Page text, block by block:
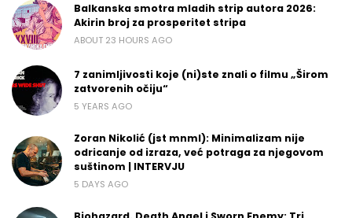
Balkanska smotra mladih strip autora 2026:
Akirin broj za prosperitet stripa
ABOUT 23 HOURS AGO
7 zanimljivosti koje (ni)ste znali o filmu „Širom
zatvorenih očiju“
5 YEARS AGO
Zoran Nikolić (jst mnml): Minimalizam nije
odricanje od izraza, već potraga za njegovom
suštinom | INTERVJU
5 DAYS AGO